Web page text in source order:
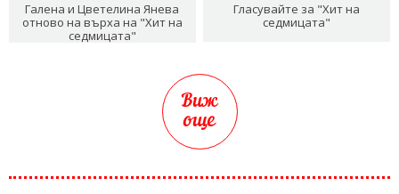
Галена и Цветелина Янева
отново на върха на "Хит на
седмицата"
Гласувайте за "Хит на
седмицата"
Виж
още